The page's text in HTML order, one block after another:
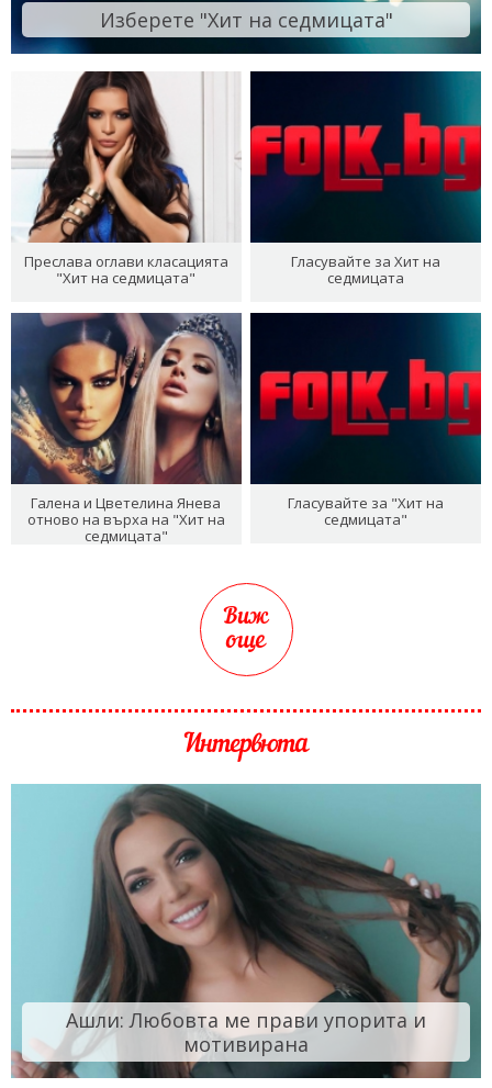
Изберете "Хит на седмицата"
Преслава оглави класацията
"Хит на седмицата"
Гласувайте за Хит на
седмицата
Галена и Цветелина Янева
отново на върха на "Хит на
седмицата"
Гласувайте за "Хит на
седмицата"
Виж
още
Интервюта
Ашли: Любовта ме прави упорита и
мотивирана